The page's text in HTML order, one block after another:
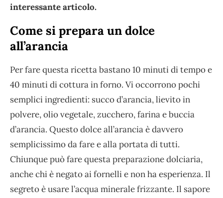
interessante articolo.
Come si prepara un dolce
all’arancia
Per fare questa ricetta bastano 10 minuti di tempo e
40 minuti di cottura in forno. Vi occorrono pochi
semplici ingredienti: succo d’arancia, lievito in
polvere, olio vegetale, zucchero, farina e buccia
d’arancia. Questo dolce all’arancia è davvero
semplicissimo da fare e alla portata di tutti.
Chiunque può fare questa preparazione dolciaria,
anche chi è negato ai fornelli e non ha esperienza. Il
segreto è usare l’acqua minerale frizzante. Il sapore